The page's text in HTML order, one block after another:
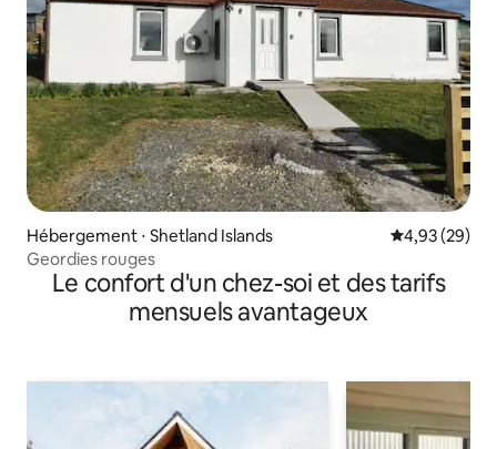
Hébergement ⋅ Shetland Islands Évaluation
4,93 (29)
Geordies rouges
Le confort d'un chez-soi et des tarifs
mensuels avantageux